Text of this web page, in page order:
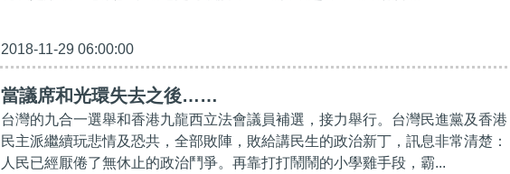
2018-11-29 06:00:00
當議席和光環失去之後……
台灣的九合一選舉和香港九龍西立法會議員補選，接力舉行。台灣民進黨及香港
民主派繼續玩悲情及恐共，全部敗陣，敗給講民生的政治新丁，訊息非常清楚：
人民已經厭倦了無休止的政治鬥爭。再靠打打鬧鬧的小學雞手段，霸...